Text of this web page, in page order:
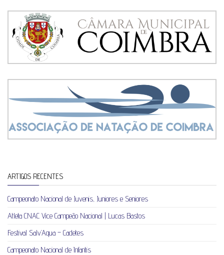
ARTIGOS RECENTES
Campeonato Nacional de Juvenis, Juniores e Seniores
Atleta CNAC Vice Campeão Nacional | Lucas Bastos
Festival Salv’Aqua – Cadetes
Campeonato Nacional de Infantis